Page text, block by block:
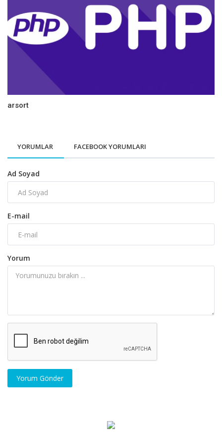
arsort
YORUMLAR FACEBOOK YORUMLARI
Ad Soyad
E-mail
Yorum
Yorum Gönder